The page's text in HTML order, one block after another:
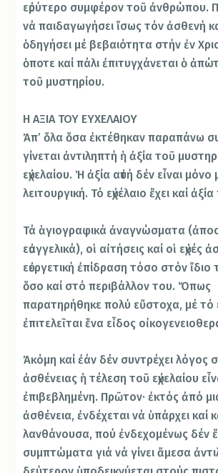
εὐρύτερο συμφέρον τοῦ ἀνθρώπου.
νά παιδαγωγήσει ἴσως τόν ἀσθενή
ὁδηγήσει μέ βεβαιότητα στήν ἐν
ὁποτε καί πάλι ἐπιτυγχάνεται ὁ
τοῦ μυστηρίου.
Η ΑΞΙΑ ΤΟΥ ΕΥΧΕΛΑΙΟΥ
Ἀπ’ ὅλα ὅσα ἐκτέθηκαν παραπάνω
γίνεται ἀντιληπτή ἡ ἀξία τοῦ
εὐχελαίου. Ἡ ἀξία αὐτή δέν εἶναι
λειτουργική. Τό εὐχέλαιο ἔχει καί
Τά ἁγιογραφικά ἀναγνώσματα
εὐαγγελικά), οἱ αἰτήσεις καί οἱ εὐχές
εὐεργετική ἐπίδραση τόσο στόν
ὅσο καί στό περιβάλλον του. Ὅπως
παρατηρήθηκε πολύ εὔστοχα, μέ τό
ἐπιτελεῖται ἕνα εἶδος
Ἀκόμη καί ἐάν δέν συντρέχει λόγος
ἀσθένειας ἡ τέλεση τοῦ εὐχελαίου
ἐπιβεβλημένη. Πρῶτον· ἐκτός ἀπό
ἀσθένεια, ἐνδέχεται νά ὑπάρχει καί
λανθάνουσα, πού ἐνδεχομένως δέν
συμπτώματα γιά νά γίνει ἄμεσα